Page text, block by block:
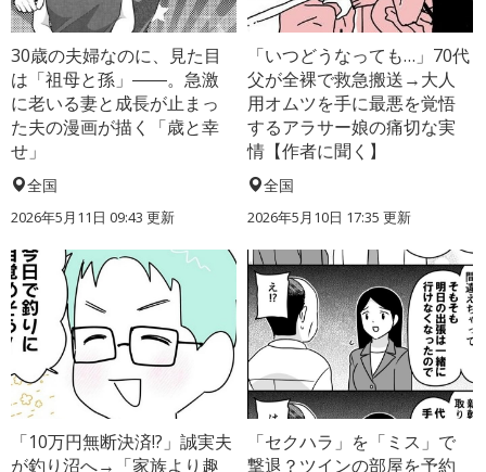
30歳の夫婦なのに、見た目
は「祖母と孫」――。急激
に老いる妻と成長が止まっ
た夫の漫画が描く「歳と幸
せ」
全国
2026年5月11日 09:43 更新
「いつどうなっても…」70代
父が全裸で救急搬送→大人
用オムツを手に最悪を覚悟
するアラサー娘の痛切な実
情【作者に聞く】
全国
2026年5月10日 17:35 更新
「10万円無断決済!?」誠実夫
が釣り沼へ→「家族より趣
「セクハラ」を「ミス」で
撃退？ツインの部屋を予約